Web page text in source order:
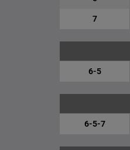
7
6-5
6-5-7